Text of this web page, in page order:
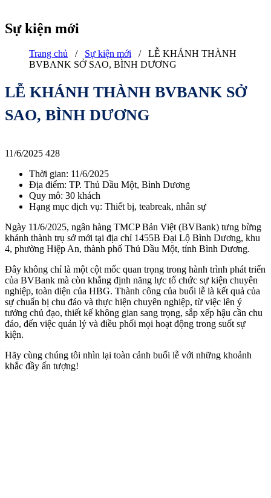
Sự kiện mới
Trang chủ / Sự kiện mới / LỄ KHÁNH THÀNH
BVBANK SỞ SAO, BÌNH DƯƠNG
LỄ KHÁNH THÀNH BVBANK SỞ
SAO, BÌNH DƯƠNG
11/6/2025 428
Thời gian: 11/6/2025
Địa điểm: TP. Thủ Dầu Một, Bình Dương
Quy mô: 30 khách
Hạng mục dịch vụ: Thiết bị, teabreak, nhân sự
Ngày 11/6/2025, ngân hàng TMCP Bản Việt (BVBank) tưng bừng
khánh thành trụ sở mới tại địa chỉ 1455B Đại Lộ Bình Dương, khu
4, phường Hiệp An, thành phố Thủ Dầu Một, tỉnh Bình Dương.
Đây không chỉ là một cột mốc quan trọng trong hành trình phát triển
của BVBank mà còn khẳng định năng lực tổ chức sự kiện chuyên
nghiệp, toàn diện của HBG. Thành công của buổi lễ là kết quả của
sự chuẩn bị chu đáo và thực hiện chuyên nghiệp, từ việc lên ý
tưởng chủ đạo, thiết kế không gian sang trọng, sắp xếp hậu cần chu
đáo, đến việc quản lý và điều phối mọi hoạt động trong suốt sự
kiện.
Hãy cùng chúng tôi nhìn lại toàn cảnh buổi lễ với những khoảnh
khắc đầy ấn tượng!